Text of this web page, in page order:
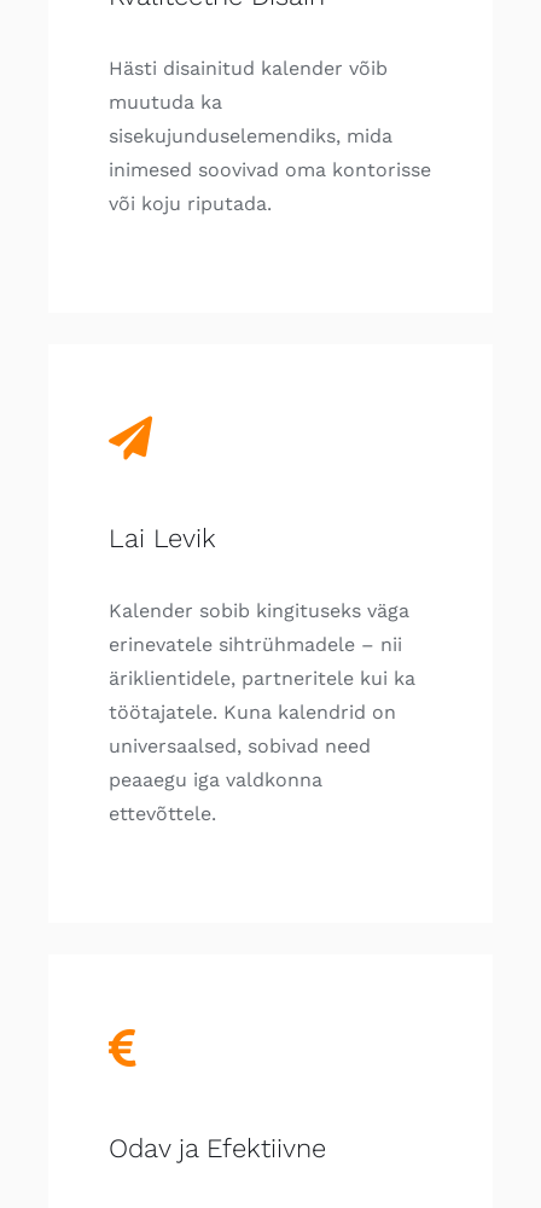
Hästi disainitud kalender võib
muutuda ka
sisekujunduselemendiks, mida
inimesed soovivad oma kontorisse
või koju riputada.
Lai Levik
Kalender sobib kingituseks väga
erinevatele sihtrühmadele – nii
äriklientidele, partneritele kui ka
töötajatele. Kuna kalendrid on
universaalsed, sobivad need
peaaegu iga valdkonna
ettevõttele.
Odav ja Efektiivne